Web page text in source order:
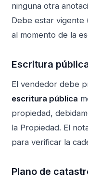
ninguna otra
Debe estar vigente
al momento de la
Escritura
El vendedor debe
escritura pública
propiedad,
la Propiedad. El
para verificar la
Plano de